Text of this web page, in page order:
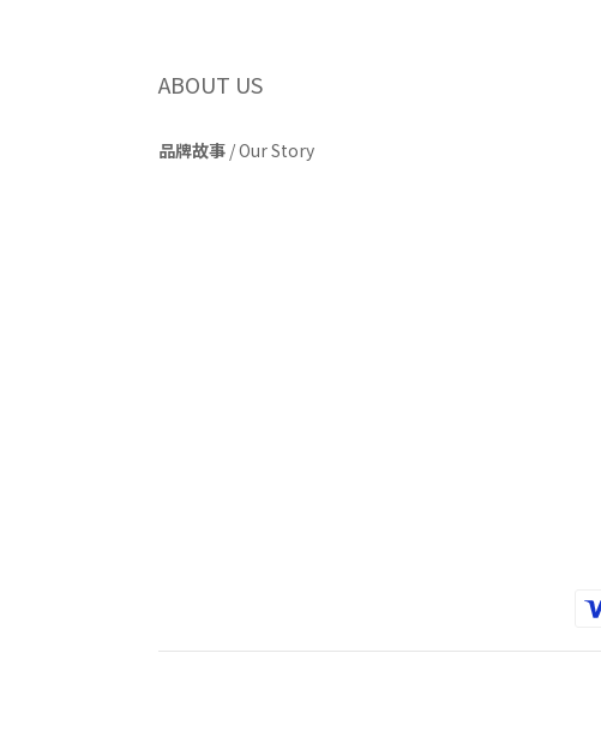
ABOUT US
品牌故事 /Our Story